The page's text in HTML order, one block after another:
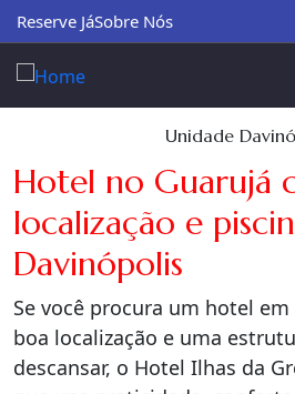
Reserve JáSobre Nós
Unidade
Hotel no Guarujá
localização e
Davinópolis
Se você procura um hotel
boa localização e uma
descansar, o Hotel Ilhas da